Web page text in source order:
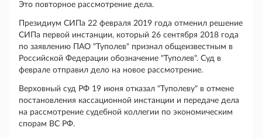
Это повторное рассмотрение дела.
Президиум СИПа 22 февраля 2019 года отменил решение
СИПа первой инстанции, который 26 сентября 2018 года
по заявлению ПАО "Туполев" признал общеизвестным в
Российской Федерации обозначение "Туполев". Суд в
феврале отправил дело на новое рассмотрение.
Верховный суд РФ 19 июня отказал "Туполеву" в отмене
постановления кассационной инстанции и передаче дела
на рассмотрение судебной коллегии по экономическим
спорам ВС РФ.